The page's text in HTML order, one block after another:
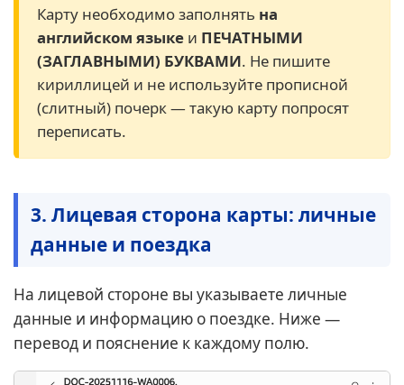
Карту необходимо заполнять на
английском языке и ПЕЧАТНЫМИ
(ЗАГЛАВНЫМИ) БУКВАМИ. Не пишите
кириллицей и не используйте прописной
(слитный) почерк — такую карту попросят
переписать.
3. Лицевая сторона карты: личные
данные и поездка
На лицевой стороне вы указываете личные
данные и информацию о поездке. Ниже —
перевод и пояснение к каждому полю.